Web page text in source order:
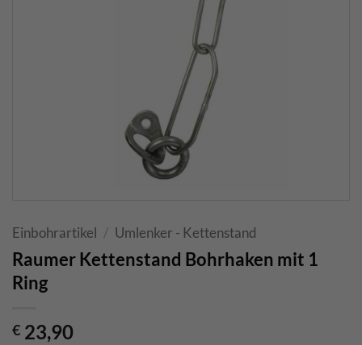
Einbohrartikel / Umlenker - Kettenstand
Raumer Kettenstand Bohrhaken mit 1
Ring
€ 23,90